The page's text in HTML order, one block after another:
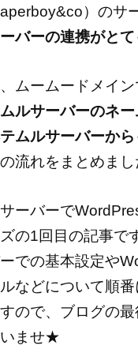
）のサ
バーの連携がと
ムームードメイ
ルサーバーのネ
ムルサーバーか
流れをまとめまし
ーバーで
の1回目の記事で
での基本設定や
などについて順
ので、ブログの
いませ★